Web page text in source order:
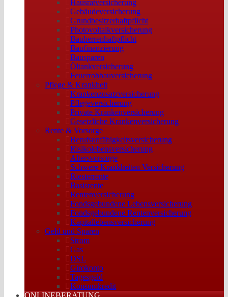
Hausratversicherung
Gebäudeversicherung
Grundbesitzerhaftpflicht
Photovoltaikversicherung
Bauherrenhaftpflicht
Baufinanzierung
Bausparen
Öltankversicherung
Feuerrohbauversicherung
Pflege & Krankheit
Krankenzusatzversicherung
Pflegeversicherung
Private Krankenversicherung
Gesetzliche Krankenversicherung
Rente & Vorsorge
Berufs­unfähigkeitsversicherung
Risikolebensversicherung
Altersvorsorge
Schwere Krankheiten Versicherung
Riesterrente
Basisrente
Rentenversicherung
Fondsgebundene Lebensversicherung
Fondsgebundene Rentenversicherung
Kapitallebensversicherung
Geld und Sparen
Strom
Gas
DSL
Girokonto
Tagesgeld
Konsumkredit
ONLINEBERATUNG